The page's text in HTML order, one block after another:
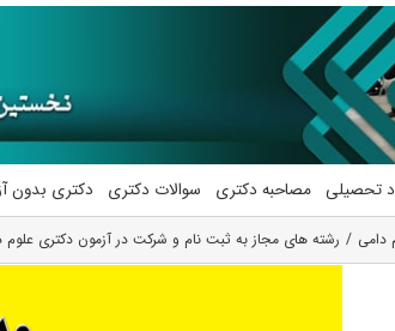
تحصیلی مصاحبه دکتری سوالات دکتری دکتری بدون
دامی رشته های مجاز به ثبت نام و شرکت در آزمون دکتری علوم